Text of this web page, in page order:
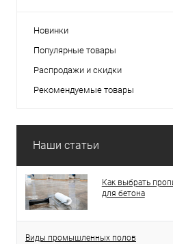
Новинки
Популярные товары
Распродажи и скидки
Рекомендуемые товары
Наши статьи
Как выбрать
для бетона
Виды промышленных полов